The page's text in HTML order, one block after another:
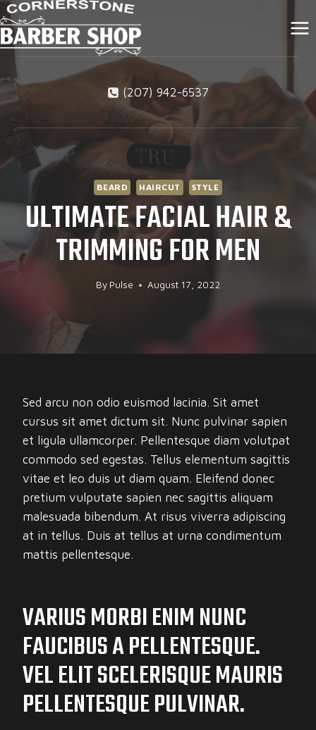
Skip
to
content
(207) 942-6537
BEARD HAIRCUT STYLE
ULTIMATE FACIAL HAIR &
TRIMMING FOR MEN
By Pulse August 17, 2022
Sed arcu non odio euismod lacinia. Sit amet
cursus sit amet dictum sit. Nunc pulvinar sapien
et ligula ullamcorper. Pellentesque diam volutpat
commodo sed egestas. Tellus elementum sagittis
vitae et leo duis ut diam quam. Eleifend donec
pretium vulputate sapien nec sagittis aliquam
malesuada bibendum. At risus viverra adipiscing
at in tellus. Duis at tellus at urna condimentum
mattis pellentesque.
VARIUS MORBI ENIM NUNC
FAUCIBUS A PELLENTESQUE.
VEL ELIT SCELERISQUE MAURIS
PELLENTESQUE PULVINAR.